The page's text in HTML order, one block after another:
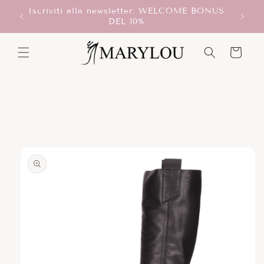
direttamente
Iscriviti alla newsletter: WELCOME BONUS
DEL 10%
Carrello